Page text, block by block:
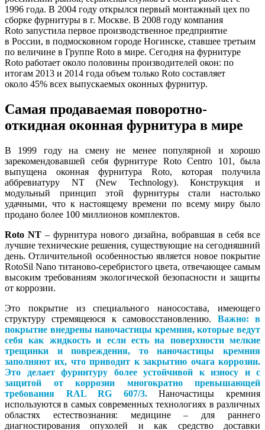
1996 года. В 2004 году открылся первый монтажный цех по
сборке фурнитуры в г. Москве. В 2008 году компания
Roto запустила первое производственное предприятие
в России, в подмосковном городе Ногинске, ставшее третьим
по величине в Группе Roto в мире. Сегодня на фурнитуре
Roto работает около половины производителей окон: по
итогам 2013 и 2014 года объем только Roto составляет
около 45% всех выпускаемых оконных фурнитур.
Самая продаваемая поворотно-
откидная оконная фурнитура в мире
В 1999 году на смену не менее популярной и хорошо
зарекомендовавшей себя фурнитуре Roto Centro 101, была
выпущена оконная фурнитура Roto, которая получила
аббревиатуру NT (New Technology). Конструкция и
модульный принцип этой фурнитуры стали настолько
удачными, что к настоящему времени по всему миру было
продано более 100 миллионов комплектов.
Roto NT – фурнитура нового дизайна, вобравшая в себя все
лучшие технические решения, существующие на сегодняшний
день. Отличительной особенностью является новое покрытие
RotoSil Nano титаново-серебристого цвета, отвечающее самым
высоким требованиям экологической безопасности и защиты
от коррозии.
Это покрытие из специального наносостава, имеющего
структуру стремящеюся к самовосстановлению. Важно: в
покрытие внедрены наночастицы кремния, которые ведут
себя как жидкость и если есть на поверхности мелкие
трещинки и повреждения, то наночастицы кремния
заполняют их, что приводит к закрытию очага коррозии.
Это делает фурнитуру более устойчивой к износу и с
защитой от коррозии многократно превышающей
требования RAL RG 607/3.Наночастицы кремния
используются в самых современных технологиях в различных
областях естествознания: медицине – для раннего
диагностирования опухолей и как средство доставки